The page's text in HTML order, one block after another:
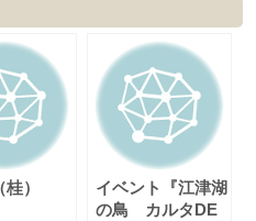
）
イベント『江津湖
の鳥 カルタDE